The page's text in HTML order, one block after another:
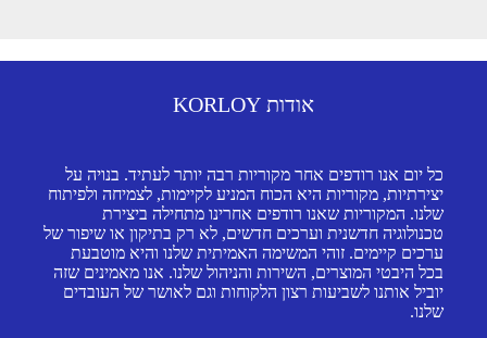
אודות KORLOY
כל יום אנו רודפים אחר מקוריות רבה יותר לעתיד. בנויה על
יצירתיות, מקוריות היא הכוח המניע לקיימות, לצמיחה ולפיתוח
שלנו. המקוריות שאנו רודפים אחרינו מתחילה ביצירת
טכנולוגיה חדשנית וערכים חדשים, לא רק בתיקון או שיפור של
ערכים קיימים. זוהי המשימה האמיתית שלנו והיא מוטבעת
בכל היבטי המוצרים, השירות והניהול שלנו. אנו מאמינים שזה
יוביל אותנו לשביעות רצון הלקוחות וגם לאושר של העובדים
שלנו.